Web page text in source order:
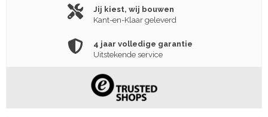
Jij kiest, wij bouwen
Kant-en-Klaar geleverd
4 jaar volledige garantie
Uitstekende service